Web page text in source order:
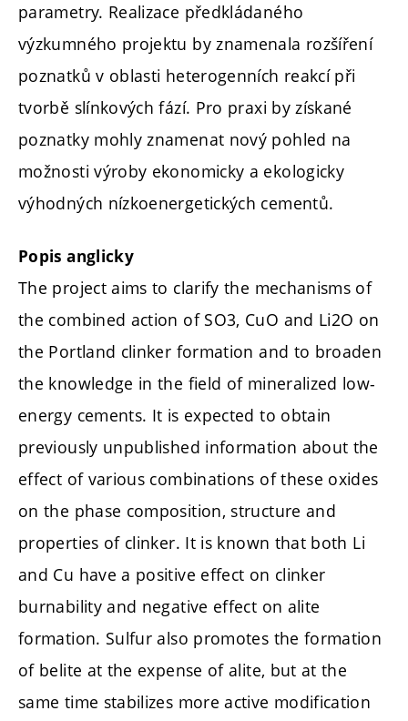
parametry. Realizace předkládaného
výzkumného projektu by znamenala rozšíření
poznatků v oblasti heterogenních reakcí při
tvorbě slínkových fází. Pro praxi by získané
poznatky mohly znamenat nový pohled na
možnosti výroby ekonomicky a ekologicky
výhodných nízkoenergetických cementů.
Popis anglicky
The project aims to clarify the mechanisms of
the combined action of SO3, CuO and Li2O on
the Portland clinker formation and to broaden
the knowledge in the field of mineralized low-
energy cements. It is expected to obtain
previously unpublished information about the
effect of various combinations of these oxides
on the phase composition, structure and
properties of clinker. It is known that both Li
and Cu have a positive effect on clinker
burnability and negative effect on alite
formation. Sulfur also promotes the formation
of belite at the expense of alite, but at the
same time stabilizes more active modification